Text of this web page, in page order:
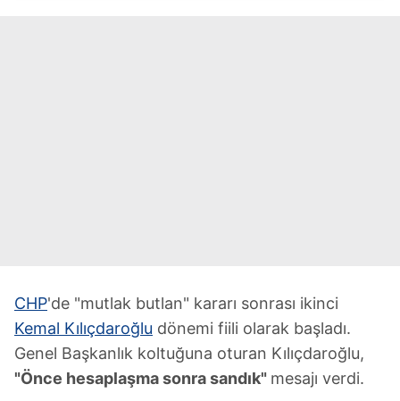
CHP'de "mutlak butlan" kararı sonrası ikinci
Kemal Kılıçdaroğlu dönemi fiili olarak başladı.
Genel Başkanlık koltuğuna oturan Kılıçdaroğlu,
"Önce hesaplaşma sonra sandık" mesajı verdi.